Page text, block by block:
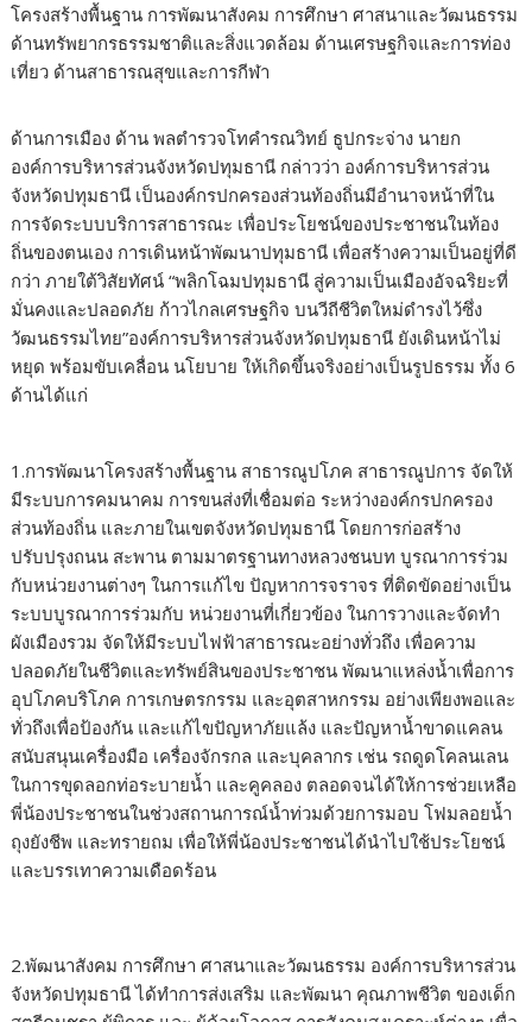
โครงสร้างพื้นฐาน การพัฒนาสังคม การศึกษา ศาสนาและวัฒนธรรม
ด้านทรัพยากรธรรมชาติและสิ่งแวดล้อม ด้านเศรษฐกิจและการท่อง
เที่ยว ด้านสาธารณสุขและการกีฬา
ด้านการเมือง ด้าน พลตำรวจโทคำรณวิทย์ ธูปกระจ่าง นายก
องค์การบริหารส่วนจังหวัดปทุมธานี กล่าวว่า องค์การบริหารส่วน
จังหวัดปทุมธานี เป็นองค์กรปกครองส่วนท้องถิ่นมีอำนาจหน้าที่ใน
การจัดระบบบริการสาธารณะ เพื่อประโยชน์ของประชาชนในท้อง
ถิ่นของตนเอง การเดินหน้าพัฒนาปทุมธานี เพื่อสร้างความเป็นอยู่ที่ดี
กว่า ภายใต้วิสัยทัศน์ “พลิกโฉมปทุมธานี สู่ความเป็นเมืองอัจฉริยะที่
มั่นคงและปลอดภัย ก้าวไกลเศรษฐกิจ บนวีถีชีวิตใหม่ดำรงไว้ซึ่ง
วัฒนธรรมไทย”องค์การบริหารส่วนจังหวัดปทุมธานี ยังเดินหน้าไม่
หยุด พร้อมขับเคลื่อน นโยบาย ให้เกิดขึ้นจริงอย่างเป็นรูปธรรม ทั้ง 6
ด้านได้แก่
1.การพัฒนาโครงสร้างพื้นฐาน สาธารณูปโภค สาธารณูปการ จัดให้
มีระบบการคมนาคม การขนส่งที่เชื่อมต่อ ระหว่างองค์กรปกครอง
ส่วนท้องถิ่น และภายในเขตจังหวัดปทุมธานี โดยการก่อสร้าง
ปรับปรุงถนน สะพาน ตามมาตรฐานทางหลวงชนบท บูรณาการร่วม
กับหน่วยงานต่างๆ ในการแก้ไข ปัญหาการจราจร ที่ติดขัดอย่างเป็น
ระบบบูรณาการร่วมกับ หน่วยงานที่เกี่ยวข้อง ในการวางและจัดทำ
ผังเมืองรวม จัดให้มีระบบไฟฟ้าสาธารณะอย่างทั่วถึง เพื่อความ
ปลอดภัยในชีวิตและทรัพย์สินของประชาชน พัฒนาแหล่งน้ำเพื่อการ
อุปโภคบริโภค การเกษตรกรรม และอุตสาหกรรม อย่างเพียงพอและ
ทั่วถึงเพื่อป้องกัน และแก้ไขปัญหาภัยแล้ง และปัญหาน้ำขาดแคลน
สนับสนุนเครื่องมือ เครื่องจักรกล และบุคลากร เช่น รถดูดโคลนเลน
ในการขุดลอกท่อระบายน้ำ และคูคลอง ตลอดจนได้ให้การช่วยเหลือ
พี่น้องประชาชนในช่วงสถานการณ์น้ำท่วมด้วยการมอบ โฟมลอยน้ำ
ถุงยังชีพ และทรายถม เพื่อให้พี่น้องประชาชนได้นำไปใช้ประโยชน์
และบรรเทาความเดือดร้อน
2.พัฒนาสังคม การศึกษา ศาสนาและวัฒนธรรม องค์การบริหารส่วน
จังหวัดปทุมธานี ได้ทำการส่งเสริม และพัฒนา คุณภาพชีวิต ของเด็ก